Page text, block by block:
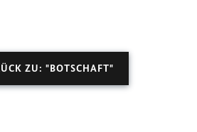
ZU: "BOTSCHAFT"